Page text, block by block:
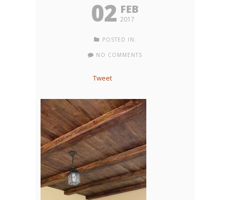
02 FEB
2017
POSTED IN:
NO COMMENTS
Tweet